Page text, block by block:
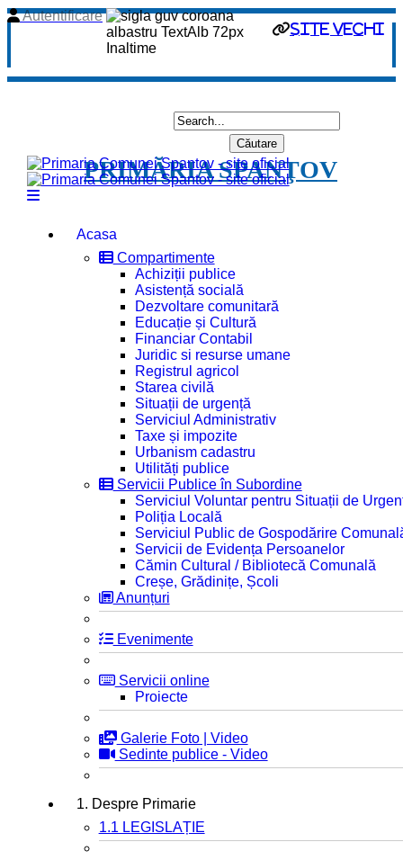
site vechi
Autentificare
PRIMĂRIA SPANŢOV
Acasa
Compartimente
Achiziții publice
Asistență socială
Dezvoltare comunitară
Educație și Cultură
Financiar Contabil
Juridic si resurse umane
Registrul agricol
Starea civilă
Situații de urgență
Serviciul Administrativ
Taxe și impozite
Urbanism cadastru
Utilități publice
Servicii Publice în Subordine
Serviciul Voluntar pentru Situații de
Poliția Locală
Serviciul Public de Gospodărire
Servicii de Evidența Persoanelor
Cămin Cultural / Bibliotecă Comunală
Creșe, Grădinițe, Școli
Anunțuri
Evenimente
Servicii online
Proiecte
Galerie Foto | Video
Sedinte publice - Video
1. Despre Primarie
1.1 LEGISLAȚIE